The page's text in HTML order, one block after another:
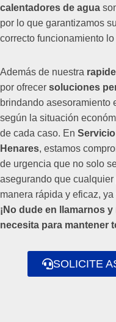
calentadores de agua
por lo que garantizamos
correcto funcionamiento
Además de nuestra
por ofrecer soluciones
brindando asesoramiento
según la situación
de cada caso. En
Henares, estamos
de urgencia que no solo
asegurando que
manera rápida y eficaz,
¡No dude en llamarnos
necesita para mantener
SOLICITE